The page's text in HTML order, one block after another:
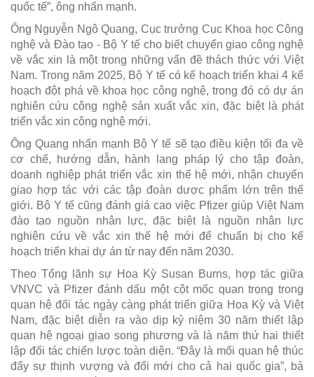
quốc tế”, ông nhấn mạnh.
Ông Nguyễn Ngô Quang, Cục trưởng Cục Khoa học Công
nghệ và Đào tạo - Bộ Y tế cho biết chuyển giao công nghệ
về vắc xin là một trong những vấn đề thách thức với Việt
Nam. Trong năm 2025, Bộ Y tế có kế hoạch triển khai 4 kế
hoạch đột phá về khoa học công nghệ, trong đó có dự án
nghiên cứu công nghệ sản xuất vắc xin, đặc biệt là phát
triển vắc xin công nghệ mới.
Ông Quang nhấn mạnh Bộ Y tế sẽ tạo điều kiện tối đa về
cơ chế, hướng dẫn, hành lang pháp lý cho tập đoàn,
doanh nghiệp phát triển vắc xin thế hệ mới, nhận chuyển
giao hợp tác với các tập đoàn dược phẩm lớn trên thế
giới. Bộ Y tế cũng đánh giá cao việc Pfizer giúp Việt Nam
đào tạo nguồn nhân lực, đặc biệt là nguồn nhân lực
nghiên cứu về vắc xin thế hệ mới để chuẩn bị cho kế
hoạch triển khai dự án từ nay đến năm 2030.
Theo Tổng lãnh sự Hoa Kỳ Susan Burns, hợp tác giữa
VNVC và Pfizer đánh dấu một cột mốc quan trọng trong
quan hệ đối tác ngày càng phát triển giữa Hoa Kỳ và Việt
Nam, đặc biệt diễn ra vào dịp kỷ niệm 30 năm thiết lập
quan hệ ngoại giao song phương và là năm thứ hai thiết
lập đối tác chiến lược toàn diện. “Đây là mối quan hệ thúc
đẩy sự thịnh vượng và đổi mới cho cả hai quốc gia”, bà